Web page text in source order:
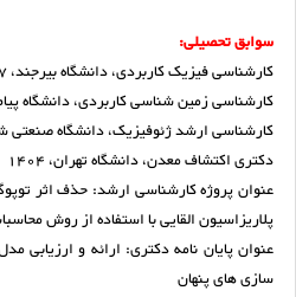
سوابق تحصیلی:
کارشناسی فیزیک کاربردی، دانشگاه بیرجند، 1377
کارشناسی زمین شناسی کاربردی، دانشگاه پیام
کارشناسی ارشد ژئوفیزیک، دانشگاه صنعتی
دکتری اکتشاف معدن، دانشگاه تهران، 1404
عنوان پروژه کارشناسی ارشد: حذف اثر
پلاریزاسیون القایی با استفاده از روش
عنوان پایان نامه دکتری: ارائه و ارزیابی
سازی های پنهان